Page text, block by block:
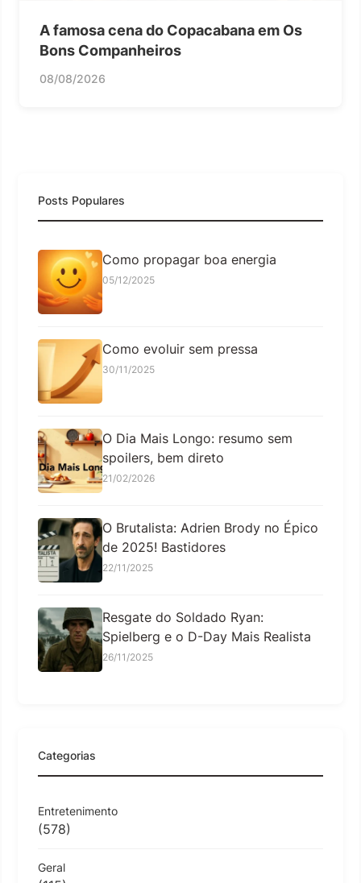
A famosa cena do Copacabana em Os
Bons Companheiros
08/08/2026
Posts Populares
Como propagar boa energia
05/12/2025
Como evoluir sem pressa
30/11/2025
O Dia Mais Longo: resumo sem
spoilers, bem direto
21/02/2026
O Brutalista: Adrien Brody no Épico
de 2025! Bastidores
22/11/2025
Resgate do Soldado Ryan:
Spielberg e o D-Day Mais Realista
26/11/2025
Categorias
Entretenimento
(578)
Geral